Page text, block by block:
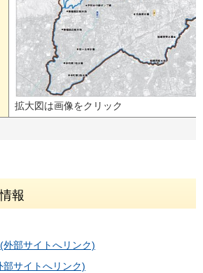
拡大図は画像をクリック
報
部サイトへリンク)
サイトへリンク)